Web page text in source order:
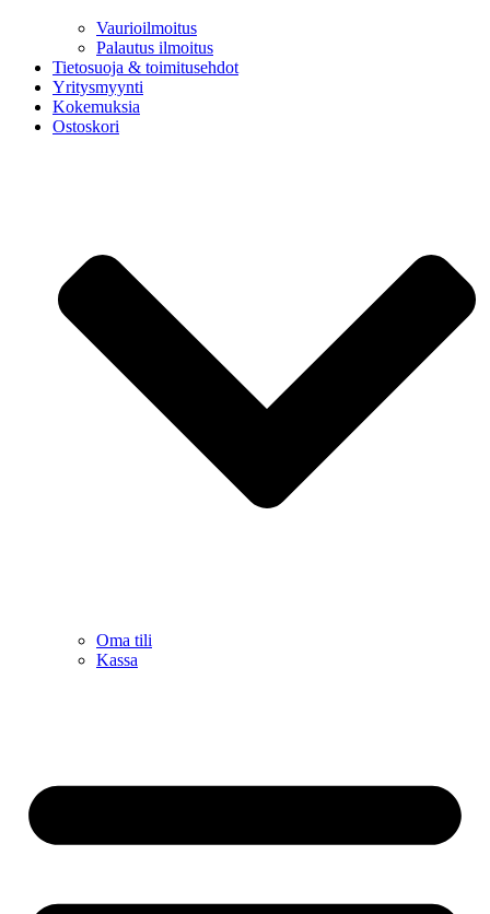
Vaurioilmoitus
Palautus ilmoitus
Tietosuoja & toimitusehdot
Yritysmyynti
Kokemuksia
Ostoskori
Oma tili
Kassa